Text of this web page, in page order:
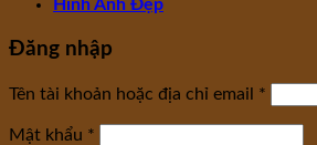
Hình Ảnh Đẹp
Đăng nhập
Tên tài khoản hoặc địa chỉ email *
Mật khẩu *